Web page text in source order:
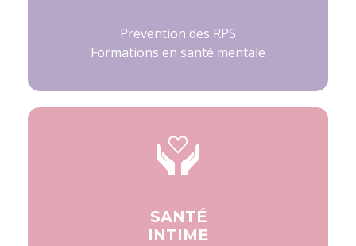
Prévention des RPS
Formations en santé mentale
SANTÉ
INTIME